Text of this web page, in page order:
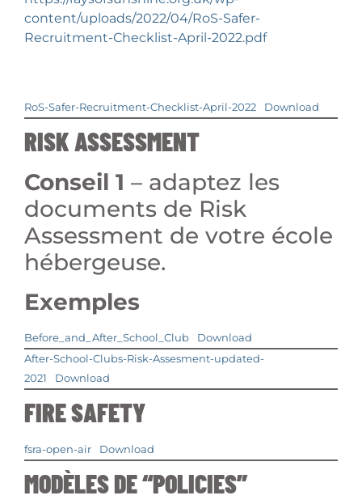
content/uploads/2022/04/RoS-Safer-
Recruitment-Checklist-April-2022.pdf
RoS-Safer-Recruitment-Checklist-April-2022 Download
RISK ASSESSMENT
Conseil 1 – adaptez les
documents de Risk
Assessment de votre école
hébergeuse.
Exemples
Before_and_After_School_Club
Download
After-School-Clubs-Risk-Assesment-updated-
2021
Download
FIRE SAFETY
fsra-open-air Download
MODÈLES DE “POLICIES”